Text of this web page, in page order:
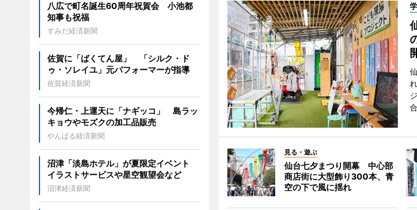
見る・遊ぶ
仙台七夕まつり開幕 中心部
商店街に大型飾り300本、青
空の下で風に揺れ
八広で町名誕生60周年祝賀会 小池都
知事も祝福
すみだ経済新聞
佐賀に「ばくてん屋」 「シルク・ド
ゥ・ソレイユ」元パフォーマーが指導
佐賀経済新聞
今帰仁・上運天に「ナギッコ」 島ラッ
キョウやモズクの加工品販売
やんばる経済新聞
沼津「淡島ホテル」が夏限定イベント
イラストサービスや星空観望会など
沼津経済新聞